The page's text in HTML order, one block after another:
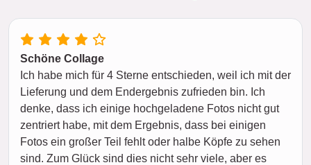
Schöne Collage
Ich habe mich für 4 Sterne entschieden, weil ich mit der
Lieferung und dem Endergebnis zufrieden bin. Ich
denke, dass ich einige hochgeladene Fotos nicht gut
zentriert habe, mit dem Ergebnis, dass bei einigen
Fotos ein großer Teil fehlt oder halbe Köpfe zu sehen
sind. Zum Glück sind dies nicht sehr viele, aber es